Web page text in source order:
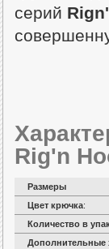
серий
Rig'n
Размеры
Цвет крючка:
Количество в
Дополнительные